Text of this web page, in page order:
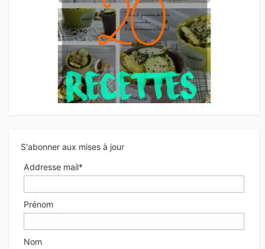
S'abonner aux mises à jour
Addresse mail*
Prénom
Nom